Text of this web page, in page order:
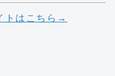
トはこちら→